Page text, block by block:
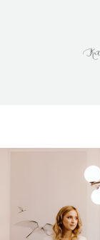
ALBUMY